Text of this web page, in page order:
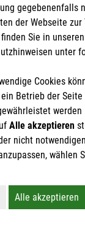
Newsletter
gegebenenfalls
der Webseite
Sie in
unter
Cookies
Betrieb der
werden
Alle akzeptieren
nicht
wählen
nicht-essentiellen
Alle akzeptieren